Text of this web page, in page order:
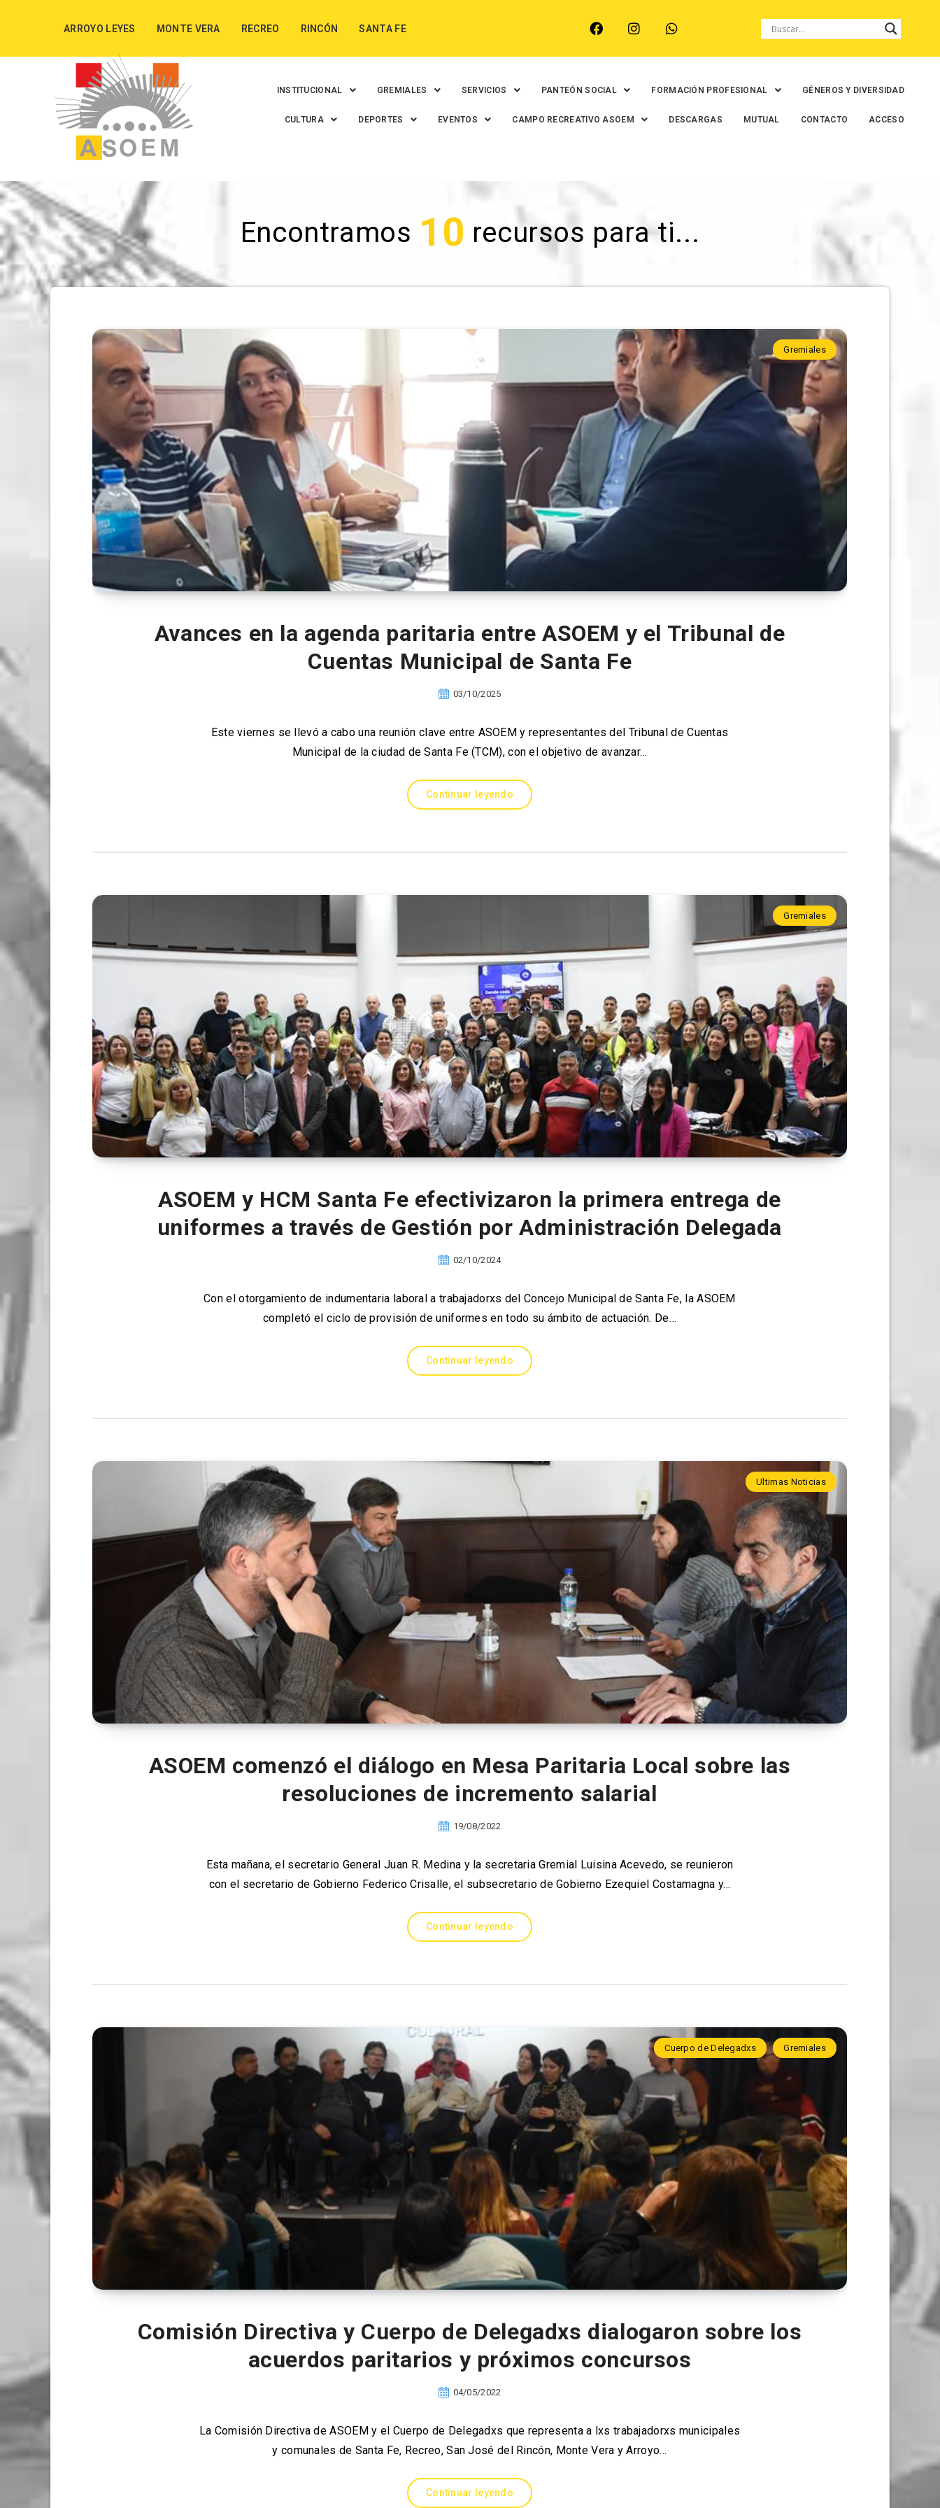
ARROYO LEYES MONTE VERA RECREO RINCÓN SANTA FE
INSTITUCIONAL GREMIALES SERVICIOS PANTEÓN SOCIAL FORMACIÓN PROFESIONAL GÉNEROS Y DIVERSIDAD
CULTURA DEPORTES EVENTOS CAMPO RECREATIVO ASOEM DESCARGAS MUTUAL CONTACTO ACCESO
Encontramos 10 recursos para ti...
Gremiales
Avances en la agenda paritaria entre ASOEM y el Tribunal de
Cuentas Municipal de Santa Fe
03/10/2025
Este viernes se llevó a cabo una reunión clave entre ASOEM y representantes del Tribunal de Cuentas
Municipal de la ciudad de Santa Fe (TCM), con el objetivo de avanzar…
Continuar leyendo
Gremiales
ASOEM y HCM Santa Fe efectivizaron la primera entrega de
uniformes a través de Gestión por Administración Delegada
02/10/2024
Con el otorgamiento de indumentaria laboral a trabajadorxs del Concejo Municipal de Santa Fe, la ASOEM
completó el ciclo de provisión de uniformes en todo su ámbito de actuación. De…
Continuar leyendo
Ultimas Noticias
ASOEM comenzó el diálogo en Mesa Paritaria Local sobre las
resoluciones de incremento salarial
19/08/2022
Esta mañana, el secretario General Juan R. Medina y la secretaria Gremial Luisina Acevedo, se reunieron
con el secretario de Gobierno Federico Crisalle, el subsecretario de Gobierno Ezequiel Costamagna y…
Continuar leyendo
Cuerpo de Delegadxs Gremiales
Comisión Directiva y Cuerpo de Delegadxs dialogaron sobre los
acuerdos paritarios y próximos concursos
04/05/2022
La Comisión Directiva de ASOEM y el Cuerpo de Delegadxs que representa a lxs trabajadorxs municipales
y comunales de Santa Fe, Recreo, San José del Rincón, Monte Vera y Arroyo…
Continuar leyendo